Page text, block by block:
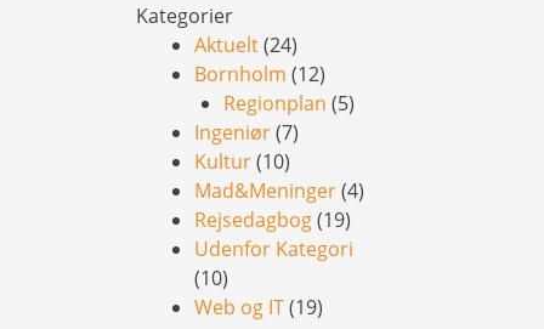
Kategorier
Aktuelt(24)
Bornholm (12)
Regionplan (5)
Ingeniør(7)
Kultur(10)
Mad&Meninger(4)
Rejsedagbog(19)
Udenfor Kategori
(10)
Web og IT(19)